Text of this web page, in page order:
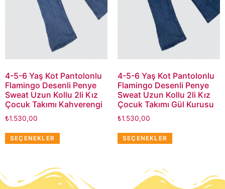
4-5-6 Yaş Kot Pantolonlu
Flamingo Desenli Penye
Sweat Uzun Kollu 2li Kız
Çocuk Takımı Kahverengi
₺1.530,00
SEÇENEKLER
4-5-6 Yaş Kot Pantolonlu
Flamingo Desenli Penye
Sweat Uzun Kollu 2li Kız
Çocuk Takımı Gül Kurusu
₺1.530,00
SEÇENEKLER